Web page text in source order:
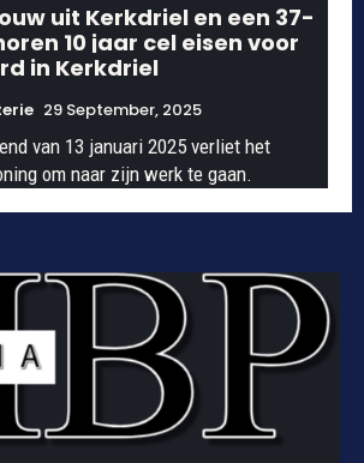
uit Kerkdriel en een 37-
10 jaar cel eisen voor
in Kerkdriel
29 September, 2025
van 13 januari 2025 verliet het
om naar zijn werk te gaan.